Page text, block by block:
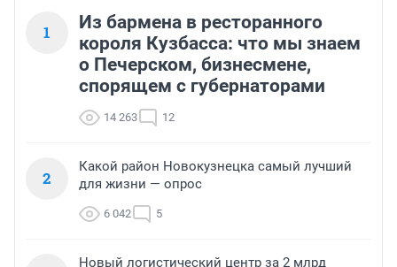
1
Из бармена в ресторанного
короля Кузбасса: что мы знаем
о Печерском, бизнесмене,
спорящем с губернаторами
14 263 12
2
Какой район Новокузнецка самый лучший
для жизни — опрос
6 042 5
Новый логистический центр за 2 млрд